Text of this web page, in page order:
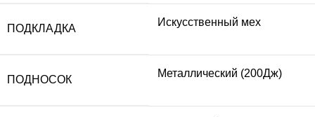
ПОДКЛАДКА
Искусственный мех
ПОДНОСОК
Металлический (200Дж)